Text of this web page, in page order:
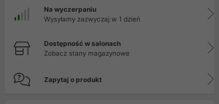
Na wyczerpaniu
Wysyłamy zazwyczaj w 1 dzień
Dostępność w salonach
Zobacz stany magazynowe
Zapytaj o produkt